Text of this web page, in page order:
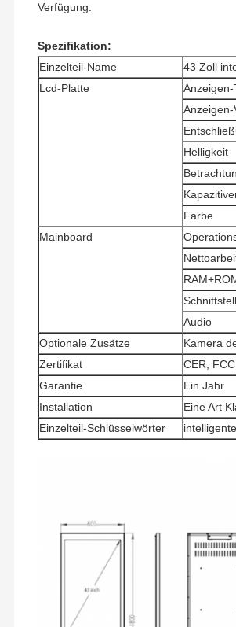
Verfügung.
Spezifikation:
Einzelteil-Name
43 Zoll
Lcd-Platte
Anzeigen-
Helligkeit
Farbe
Mainboard
Audio
Optionale Zusätze
Kamera
Zertifikat
CER,
Garantie
Ein Jahr
Installation
Eine Art
Einzelteil-Schlüsselwörter